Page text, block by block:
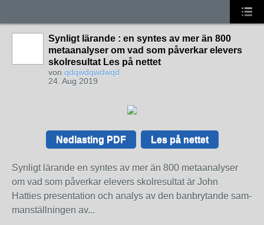
Synligt lärande : en syntes av mer än 800
metaanalyser om vad som påverkar elevers
skolresultat Les på nettet
von qdqwdqwdwqd
24. Aug 2019
Nedlasting PDF Les på nettet
Synligt lärande en syntes av mer än 800 metaanalyser
om vad som påverkar elevers skolresultat är John
Hatties presentation och analys av den banbrytande sam­
manställningen av...